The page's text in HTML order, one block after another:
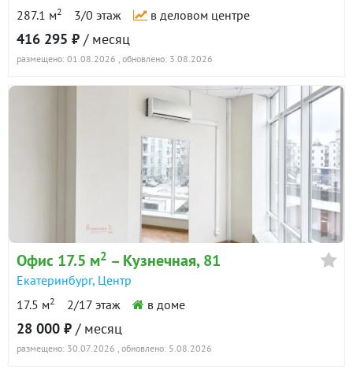
287.1 м2 3/0 этаж в деловом центре
416 295 ₽ / месяц
размещено: 01.08.2026 , обновлено: 3.08.2026
Офис 17.5 м2 – Кузнечная, 81
Екатеринбург, Центр
17.5 м2 2/17 этаж в доме
28 000 ₽ / месяц
размещено: 30.07.2026 , обновлено: 5.08.2026